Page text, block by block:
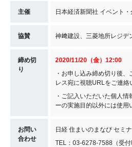
主催 日本経済新聞社 イベント・
協賛 神﨑建設、三菱地所レジデ
締め切
り
2020/11/20（金）12:00
・お申し込み締め切り後
レス宛に視聴URLをご連絡
・ご記入いただいた個人
ーの実施目的以外には使用
お問い
合わせ
日経 住まいのまなび セミ
TEL：03-6278-7588（受